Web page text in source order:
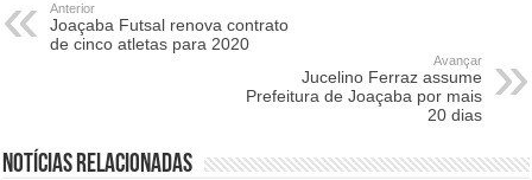
Anterior
Joaçaba Futsal renova contrato
de cinco atletas para 2020
Avançar
Jucelino Ferraz assume
Prefeitura de Joaçaba por mais
20 dias
Notícias relacionadas